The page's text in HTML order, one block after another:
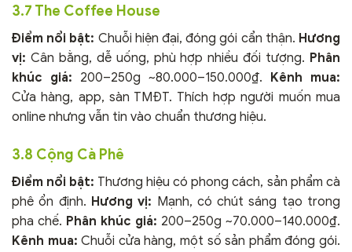
3.7 The Coffee House
Điểm nổi bật: Chuỗi hiện đại, đóng gói cẩn thận. Hương
vị: Cân bằng, dễ uống, phù hợp nhiều đối tượng. Phân
khúc giá: 200–250g ~80.000–150.000₫. Kênh mua:
Cửa hàng, app, sàn TMĐT. Thích hợp người muốn mua
online nhưng vẫn tin vào chuẩn thương hiệu.
3.8 Cộng Cà Phê
Điểm nổi bật: Thương hiệu có phong cách, sản phẩm cà
phê ổn định. Hương vị: Mạnh, có chút sáng tạo trong
pha chế. Phân khúc giá: 200–250g ~70.000–140.000₫.
Kênh mua: Chuỗi cửa hàng, một số sản phẩm đóng gói.